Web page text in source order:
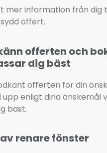
mer information från dig
offert.
offerten och
dig bäst
offerten för din
enligt dina önskemål
bäst.
renare fönster